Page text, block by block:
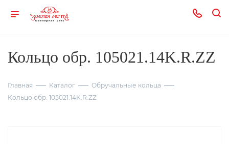
Кольцо обр. 105021.14K.R.ZZ
Главная Каталог
Обручальные кольца
Кольцо обр. 105021.14K.R.ZZ